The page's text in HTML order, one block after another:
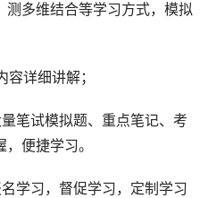
测多维结合等学习方式，模拟
详细讲解；
笔试模拟题、重点笔记、考
便捷学习。
学习，督促学习，定制学习